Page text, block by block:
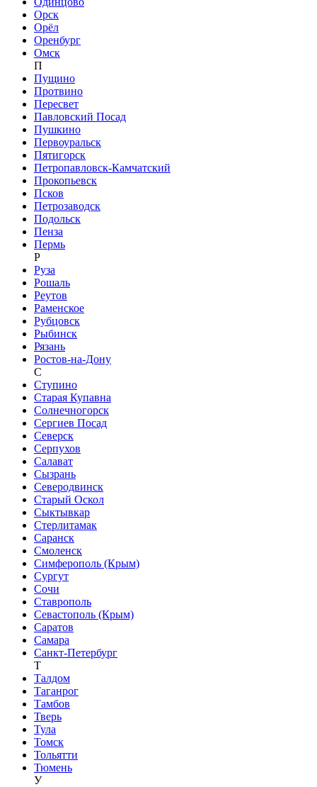
Орск
Орёл
Оренбург
Омск
П
Пущино
Протвино
Пересвет
Павловский Посад
Пушкино
Первоуральск
Пятигорск
Петропавловск-Камчатский
Прокопьевск
Псков
Петрозаводск
Подольск
Пенза
Пермь
Р
Руза
Рошаль
Реутов
Раменское
Рубцовск
Рыбинск
Рязань
Ростов-на-Дону
С
Ступино
Старая Купавна
Солнечногорск
Сергиев Посад
Северск
Серпухов
Салават
Сызрань
Северодвинск
Старый Оскол
Сыктывкар
Стерлитамак
Саранск
Смоленск
Симферополь (Крым)
Сургут
Сочи
Ставрополь
Севастополь (Крым)
Саратов
Самара
Санкт-Петербург
Т
Талдом
Таганрог
Тамбов
Тверь
Тула
Томск
Тольятти
Тюмень
У